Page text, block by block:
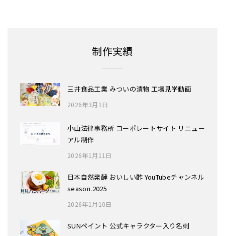
制作実績
三井食品工業 みついの漬物 工場見学動画
2026年3月1日
小山法律事務所 コーポレートサイト リニュー
アル制作
2026年1月11日
日本自然発酵 おいしい酢 YouTubeチャンネル
season.2025
2026年1月10日
SUNペイント 公式キャラクター入り名刺